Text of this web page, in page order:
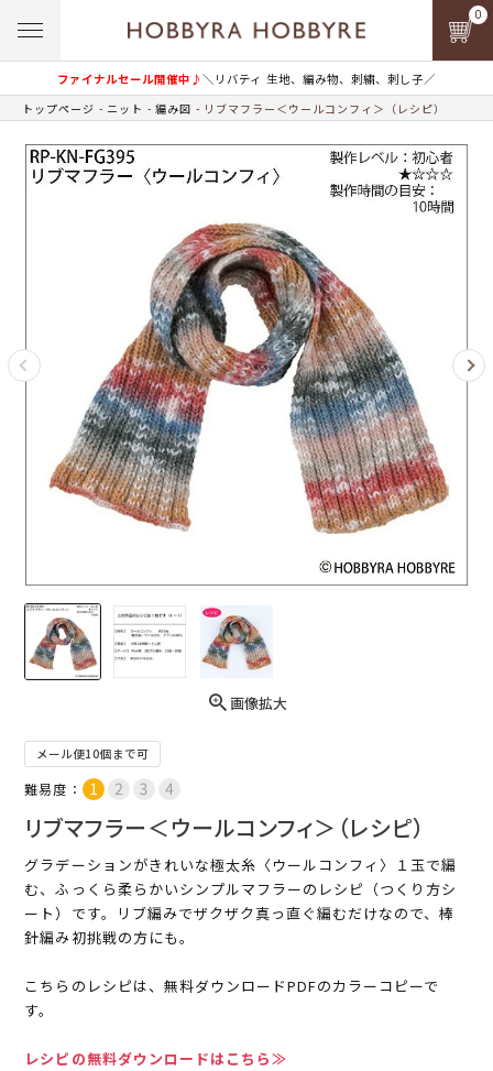
ファイナルセール開催中♪＼リバティ 生地、編み物、刺繍、刺し子／
0
トップページ ニット 編み図 リブマフラー＜ウールコンフィ＞（レシピ）
画像拡大
メール便10個まで可
難易度：
リブマフラー＜ウールコンフィ＞（レシピ）
グラデーションがきれいな極太糸〈ウールコンフィ〉１玉で編
む、ふっくら柔らかいシンプルマフラーのレシピ（つくり方シ
ート）です。リブ編みでザクザク真っ直ぐ編むだけなので、棒
針編み初挑戦の方にも。
こちらのレシピは、無料ダウンロードPDFのカラーコピーで
す。
レシピの無料ダウンロードはこちら≫